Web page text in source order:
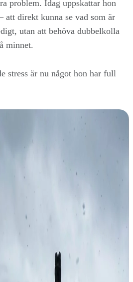
problem. Idag uppskattar hon
att direkt kunna se vad som är
utan att behöva dubbelkolla
minnet.
stress är nu något hon har full